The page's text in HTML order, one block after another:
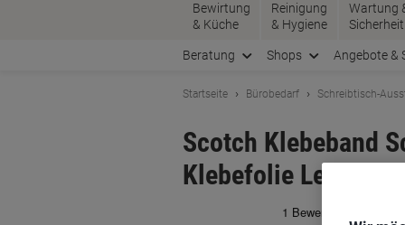
Bewirtung
& Küche
Reinigung
& Hygiene
Wartung
Sicherheit
Beratung Shops Angebote &
Startseite Bürobedarf Schreibtisch-
Scotch Klebeband
Klebefolie Leise